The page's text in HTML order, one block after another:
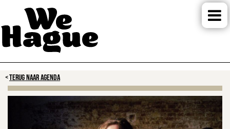
TERUG NAAR AGENDA